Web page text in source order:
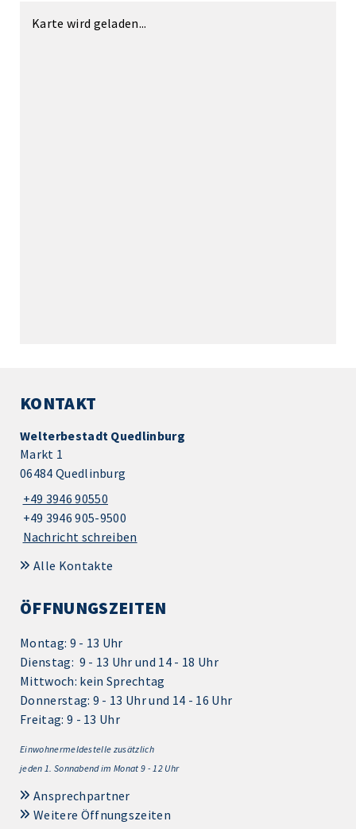
Karte wird geladen...
KONTAKT
Welterbestadt Quedlinburg
Markt 1
06484 Quedlinburg
+49 3946 90550
+49 3946 905-9500
Nachricht schreiben
Alle Kontakte
ÖFFNUNGSZEITEN
Montag: 9 - 13 Uhr
Dienstag: 9 - 13 Uhr und 14 - 18 Uhr
Mittwoch: kein Sprechtag
Donnerstag: 9 - 13 Uhr und 14 - 16 Uhr
Freitag: 9 - 13 Uhr
Einwohnermeldestelle zusätzlich
jeden 1. Sonnabend im Monat 9 - 12 Uhr
Ansprechpartner
Weitere Öffnungszeiten